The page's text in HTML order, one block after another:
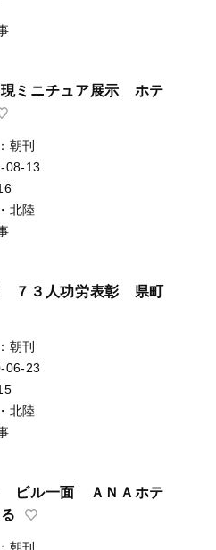
現ミニチュア展示 ホテ
朝刊
08-13
北陸
７３人功労表彰 県町
朝刊
06-23
北陸
ビル一面 ＡＮＡホテ
朝刊